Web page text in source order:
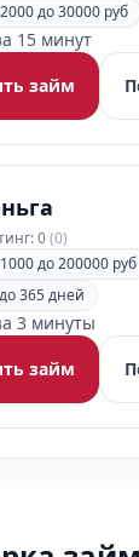
до 30000 руб
15 минут
займ
0(0)
до 200000 руб
365 дней
3 минуты
займ